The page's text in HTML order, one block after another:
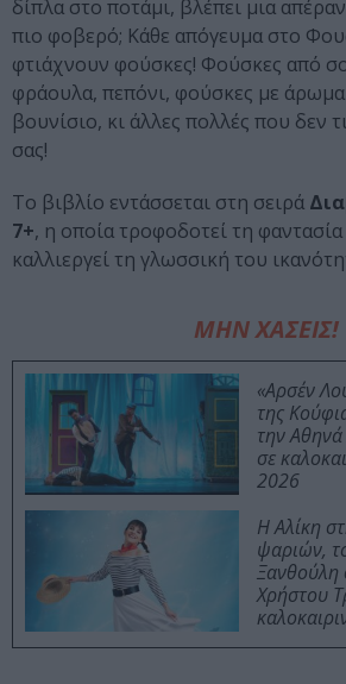
δίπλα στο ποτάμι, βλέπει μια
πιο φοβερό; Κάθε απόγευμα στο
φτιάχνουν φούσκες! Φούσκες από
φράουλα, πεπόνι, φούσκες με
βουνίσιο, κι άλλες πολλές που δεν
σας!
Το βιβλίο εντάσσεται στη σειρά
7+, η οποία τροφοδοτεί τη
καλλιεργεί τη γλωσσική του
ΜΗΝ ΧΑΣΕΙΣ!
«Αρσέν
της
την
σε
2026
Η Αλίκη
ψαριών,
Ξανθούλη
Χρήστου